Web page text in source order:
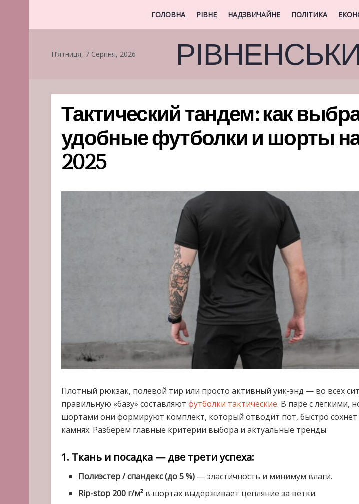
ГОЛОВНА РІВНЕ НАДЗВИЧАЙНЕ ПОЛІТИКА
П’ятниця, 7 Серпня, 2026
Тактический тандем: как
удобные футболки и шорты
2025
Плотный рюкзак, полевой тир или просто активный уик-энд — во всех
правильную «базу» составляют футболки тактические. В паре с лёгкими,
шортами они формируют комплект, который отводит пот, быстро сохнет
камнях. Разберём главные критерии выбора и актуальные тренды.
1. Ткань и посадка — две трети успеха:
Полиэстер / спандекс (до 5 %) — эластичность и минимум влаги.
Rip-stop 200 г/м² в шортах выдерживает цепляние за ветки.